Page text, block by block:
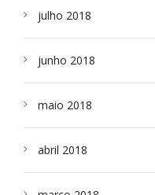
julho 2018
junho 2018
maio 2018
abril 2018